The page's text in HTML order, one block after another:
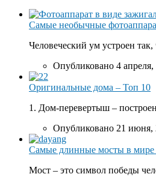
Самые необычные
Человеческий ум устроен
Опубликовано 4 апреля,
Оригинальные дома – Топ 10
1. Дом-перевертыш –
Опубликовано 21 июня,
Самые длинные мосты в мире
Мост – это символ победы